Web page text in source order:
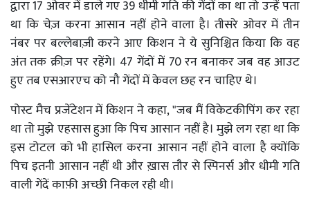
द्वारा 17 ओवर में डाले गए 39 धीमी गति की गेंदों का था तो उन्हें पता
था कि चेज़ करना आसान नहीं होने वाला है। तीसरे ओवर में तीन
नंबर पर बल्लेबाज़ी करने आए किशन ने ये सुनिश्चित किया कि वह
अंत तक क्रीज़ पर रहेंगे। 47 गेंदों में 70 रन बनाकर जब वह आउट
हुए तब एसआरएच को नौ गेंदों में केवल छह रन चाहिए थे।
पोस्ट मैच प्रजेंटेशन में किशन ने कहा, "जब मैं विकेटकीपिंग कर रहा
था तो मुझे एहसास हुआ कि पिच आसान नहीं है। मुझे लग रहा था कि
इस टोटल को भी हासिल करना आसान नहीं होने वाला है क्योंकि
पिच इतनी आसान नहीं थी और ख़ास तौर से स्पिनर्स और धीमी गति
वाली गेंदें काफ़ी अच्छी निकल रही थी।